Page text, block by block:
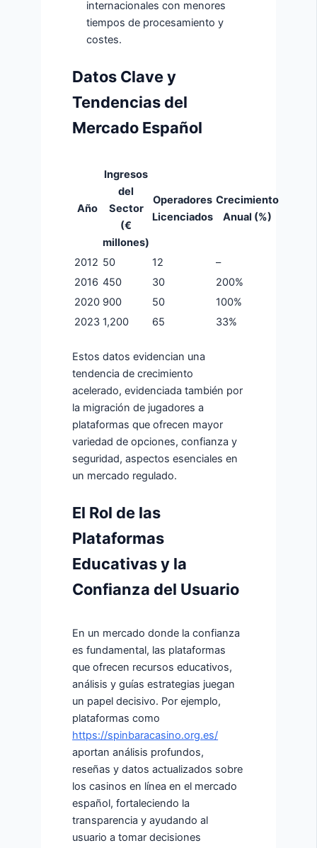
internacionales con menores
tiempos de procesamiento y
costes.
Datos Clave y
Tendencias del
Mercado Español
Año
Ingresos
del
Sector
(€
millones)
Operadores
Licenciados
Crecimiento
Anual (%)
2012 50 12
–
2016 450 30
200%
2020 900 50
100%
2023 1,200 65 33%
Estos datos evidencian una
tendencia de crecimiento
acelerado, evidenciada también por
la migración de jugadores a
plataformas que ofrecen mayor
variedad de opciones, confianza y
seguridad, aspectos esenciales en
un mercado regulado.
El Rol de las
Plataformas
Educativas y la
Confianza del Usuario
En un mercado donde la confianza
es fundamental, las plataformas
que ofrecen recursos educativos,
análisis y guías estrategias juegan
un papel decisivo. Por ejemplo,
plataformas como
https://spinbaracasino.org.es/
aportan análisis profundos,
reseñas y datos actualizados sobre
los casinos en línea en el mercado
español, fortaleciendo la
transparencia y ayudando al
usuario a tomar decisiones